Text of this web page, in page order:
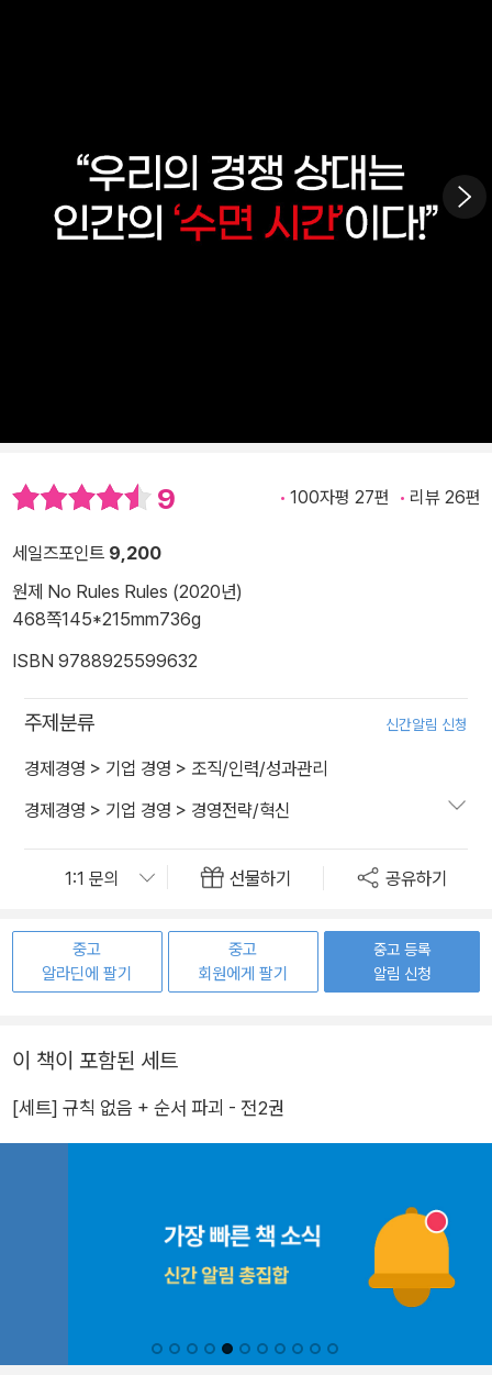
9 100자평 27편 리뷰 26편
세일즈포인트 9,200
원제 No Rules Rules (2020년)
468쪽145*215mm736g
ISBN 9788925599632
주제분류 신간알림 신청
경제경영 > 기업 경영 > 조직/인력/성과관리
경제경영 > 기업 경영 > 경영전략/혁신
선물하기 공유하기
중고
알라딘에 팔기
중고
회원에게 팔기
중고 등록
알림 신청
이 책이 포함된 세트
[세트] 규칙 없음 + 순서 파괴 - 전2권